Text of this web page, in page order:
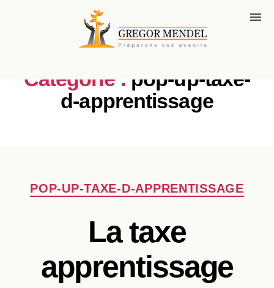
menu
Catégorie : pop-up-taxe-
d-apprentissage
POP-UP-TAXE-D-APPRENTISSAGE
La taxe
apprentissage